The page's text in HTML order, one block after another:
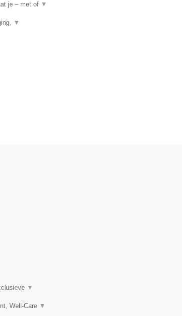
je – met of ▼
▼
▼
Well-Care ▼